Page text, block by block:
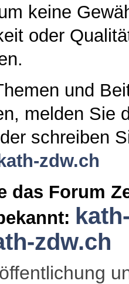
keine
oder
und
melden Sie
schreiben
zdw.ch
das Forum
zdw.ch